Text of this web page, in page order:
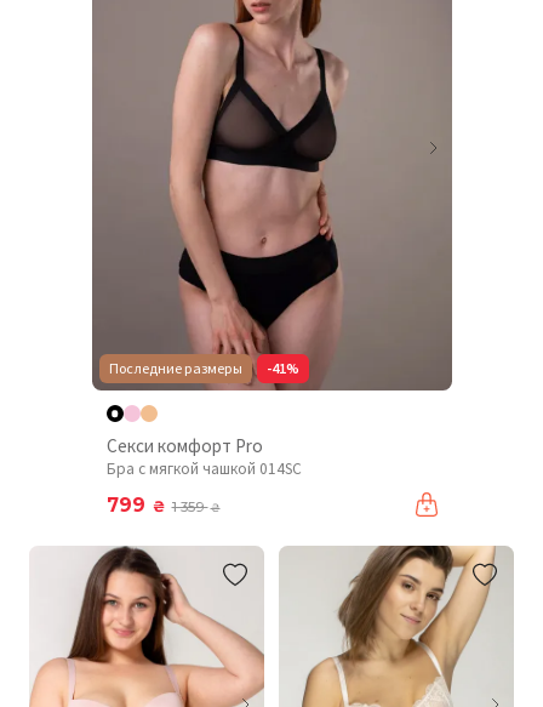
Последние размеры -41%
Секси комфорт Pro
Бра с мягкой чашкой 014SC
799 ₴ 1 359₴